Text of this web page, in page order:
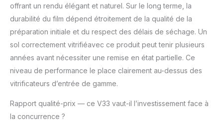
offrant un rendu élégant et naturel. Sur le long terme, la
durabilité du film dépend étroitement de la qualité de la
préparation initiale et du respect des délais de séchage. Un
sol correctement vitrifiéavec ce produit peut tenir plusieurs
années avant nécessiter une remise en état partielle. Ce
niveau de performance le place clairement au-dessus des
vitrificateurs d’entrée de gamme.
Rapport qualité-prix — ce V33 vaut-il l’investissement face à
la concurrence ?